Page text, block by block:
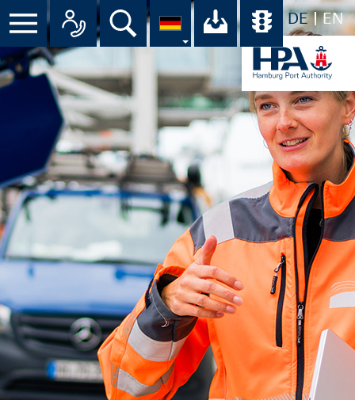
DE EN
Suche Ihr Download-